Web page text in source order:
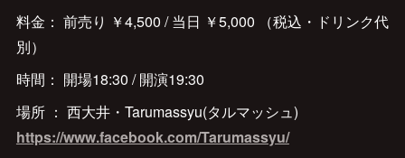
料金： 前売り ￥4,500 / 当日 ￥5,000 （税込・ドリンク代
別）
時間： 開場18:30 / 開演19:30
場所 ： 西大井・Tarumassyu(タルマッシュ)
https://www.facebook.com/Tarumassyu/